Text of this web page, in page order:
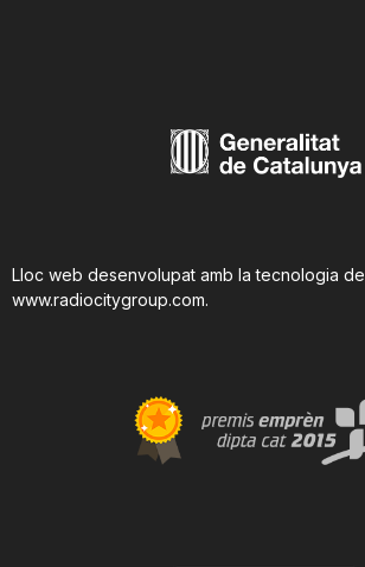
Lloc web desenvolupat amb la tecnologia de
www.radiocitygroup.com.